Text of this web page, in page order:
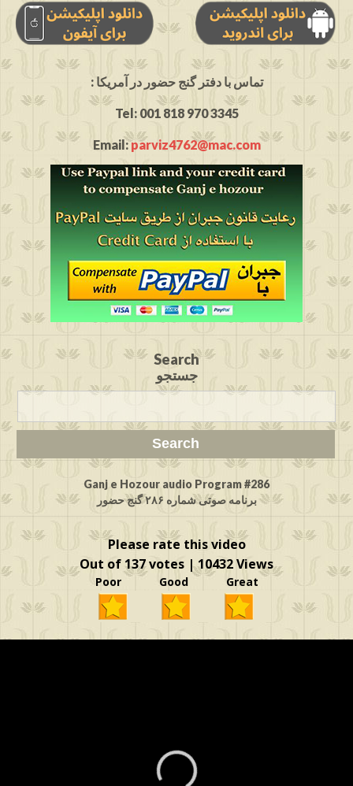
: تماس با دفتر گنج حضور در آمریکا
Tel: 001 818 970 3345
Email:parviz4762@mac.com
Search
جستجو
Ganj e Hozour audio Program #286
برنامه صوتی شماره ۲۸۶ گنج حضور
Please rate this video
Out of 137 votes | 10432 Views
Poor Good Great